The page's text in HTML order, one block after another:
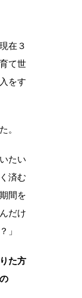
在３
て世
をす
。
たい
済む
間を
だけ
」
た方